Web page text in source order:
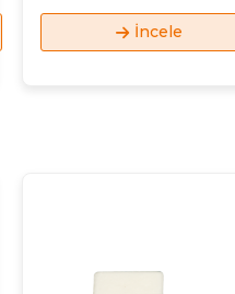
İncele